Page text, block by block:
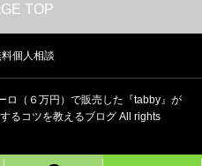
TOP
個人相談
ロ（６万円）で販売した『tabby』が
るコツを教えるブログ All rights